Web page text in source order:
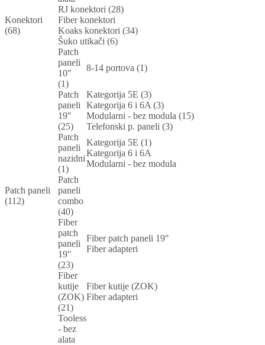
Konektori
(68)
RJ konektori (28)
Fiber konektori
Koaks konektori (34)
Šuko utikači (6)
Patch paneli
(112)
Patch
paneli
10"
(1)
8-14 portova (1)
Patch
paneli
19"
(25)
Kategorija 5E (3)
Kategorija 6 i 6A (3)
Modularni - bez modula (15)
Telefonski p. paneli (3)
Patch
paneli
nazidni
(1)
Kategorija 5E (1)
Kategorija 6 i 6A
Modularni - bez modula
Patch
paneli
combo
(40)
Fiber
patch
paneli
19"
(23)
Fiber patch paneli 19"
Fiber adapteri
Fiber
kutije
(ZOK)
(21)
Fiber kutije (ZOK)
Fiber adapteri
Tooless
- bez
alata